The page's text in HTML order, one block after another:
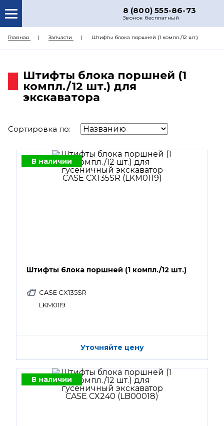
8 (800) 555-86-73
Звонок бесплатный
О НАС
РЕМОНТ
ДОСТАВКА
КОНТАКТЫ
Главная Запчасти Штифты блока поршней (1 компл./12 шт.)
Штифты блока поршней (1
компл./12 шт.) для
экскаватора
Сортировка по:
В наличии
Штифты блока поршней (1 компл./12 шт.)
CASE CX135SR
LKM0119
Уточняйте цену
В наличии